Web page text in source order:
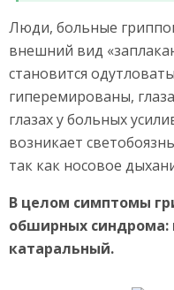
Люди, больные
внешний вид
становится
гиперемированы,
глазах у больных
возникает
так как носовое
В целом симптомы
обширных синдрома:
катаральный.